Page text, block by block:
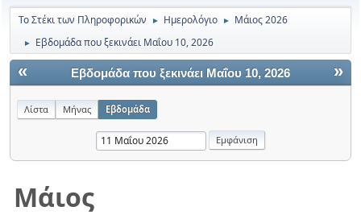
Το Στέκι των Πληροφορικών ► Ημερολόγιο ► Μάιος 2026
► Εβδομάδα που ξεκινάει Μαΐου 10, 2026
« »
Εβδομάδα που ξεκινάει Μαΐου 10, 2026
Λίστα Μήνας Εβδομάδα
Μάιος